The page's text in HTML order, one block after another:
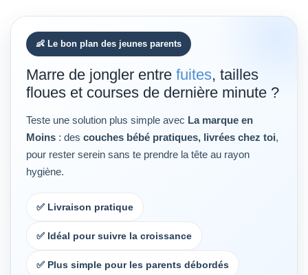
👶 Le bon plan des jeunes parents
Marre de jongler entre fuites, tailles
floues et courses de dernière minute ?
Teste une solution plus simple avec La marque en
Moins : des couches bébé pratiques, livrées chez toi,
pour rester serein sans te prendre la tête au rayon
hygiène.
✅ Livraison pratique
✅ Idéal pour suivre la croissance
✅ Plus simple pour les parents débordés